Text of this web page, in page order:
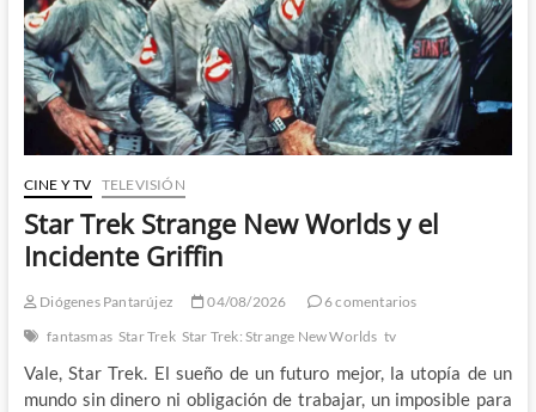
del
Universo
DC
CINE Y TV TELEVISIÓN
Star Trek Strange New Worlds y el
Incidente Griffin
Diógenes Pantarújez 04/08/2026
6 comentarios
fantasmas Star Trek Star Trek: Strange New Worlds tv
Vale, Star Trek. El sueño de un futuro mejor, la utopía de un
mundo sin dinero ni obligación de trabajar, un imposible para